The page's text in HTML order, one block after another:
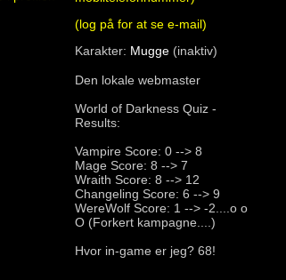
(log på for at se e-mail)
Karakter: Mugge (inaktiv)
Den lokale webmaster
World of Darkness Quiz -
Results:
Vampire Score: 0 --> 8
Mage Score: 8 --> 7
Wraith Score: 8 --> 12
Changeling Score: 6 --> 9
WereWolf Score: 1 --> -2....o o
O (Forkert kampagne....)
Hvor in-game er jeg? 68!